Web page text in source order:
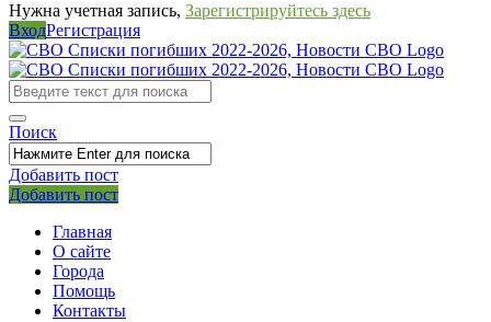
Нужна учетная запись, Зарегистрируйтесь здесь
ВходРегистрация
СВО
Списки
погибших
2022-
2026,
Новости
СВО
Поиск
Добавить пост
Мобильное
меню
Выйти
Добавить пост
Главная
О сайте
Города
Помощь
Контакты